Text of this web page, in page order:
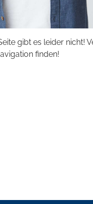
gibt es leider nicht!
finden!